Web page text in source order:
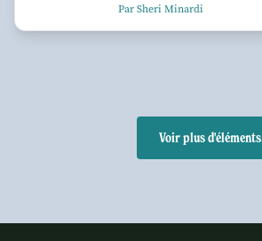
Par Sheri Minardi
Voir plus d'éléments